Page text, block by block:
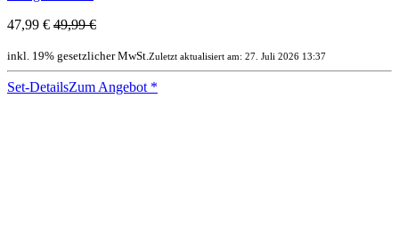
47,99 € 49,99 €
inkl. 19% gesetzlicher MwSt.Zuletzt aktualisiert am: 27. Juli 2026 13:37
Set-DetailsZum Angebot *